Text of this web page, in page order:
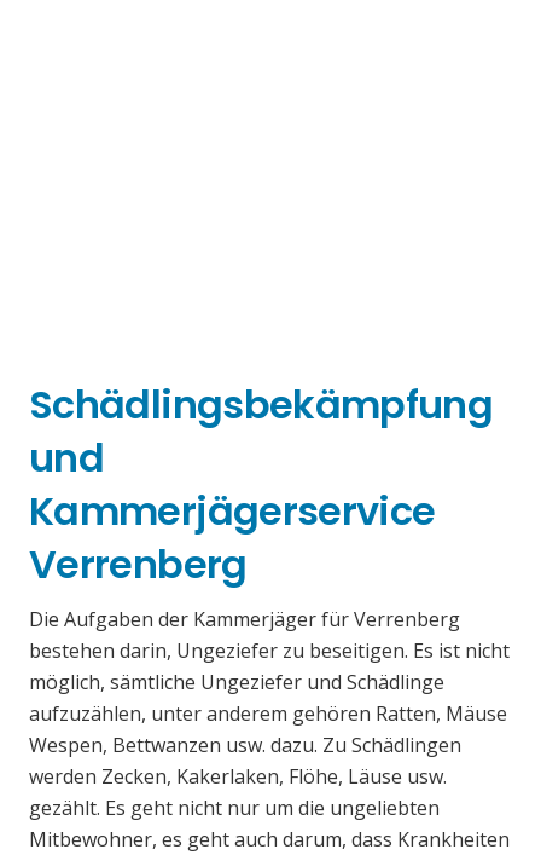
Schädlingsbekämpfung
und
Kammerjägerservice
Verrenberg
Die Aufgaben der Kammerjäger für Verrenberg
bestehen darin, Ungeziefer zu beseitigen. Es ist nicht
möglich, sämtliche Ungeziefer und Schädlinge
aufzuzählen, unter anderem gehören Ratten, Mäuse
Wespen, Bettwanzen usw. dazu. Zu Schädlingen
werden Zecken, Kakerlaken, Flöhe, Läuse usw.
gezählt. Es geht nicht nur um die ungeliebten
Mitbewohner, es geht auch darum, dass Krankheiten